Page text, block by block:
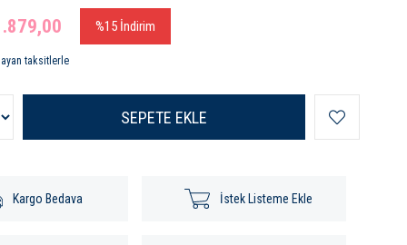
%15 İndirim
taksitlerle
Kargo Bedava İstek Listeme Ekle